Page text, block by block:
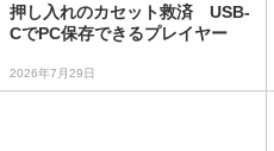
押し入れのカセット救済 USB-
CでPC保存できるプレイヤー
2026年7月29日